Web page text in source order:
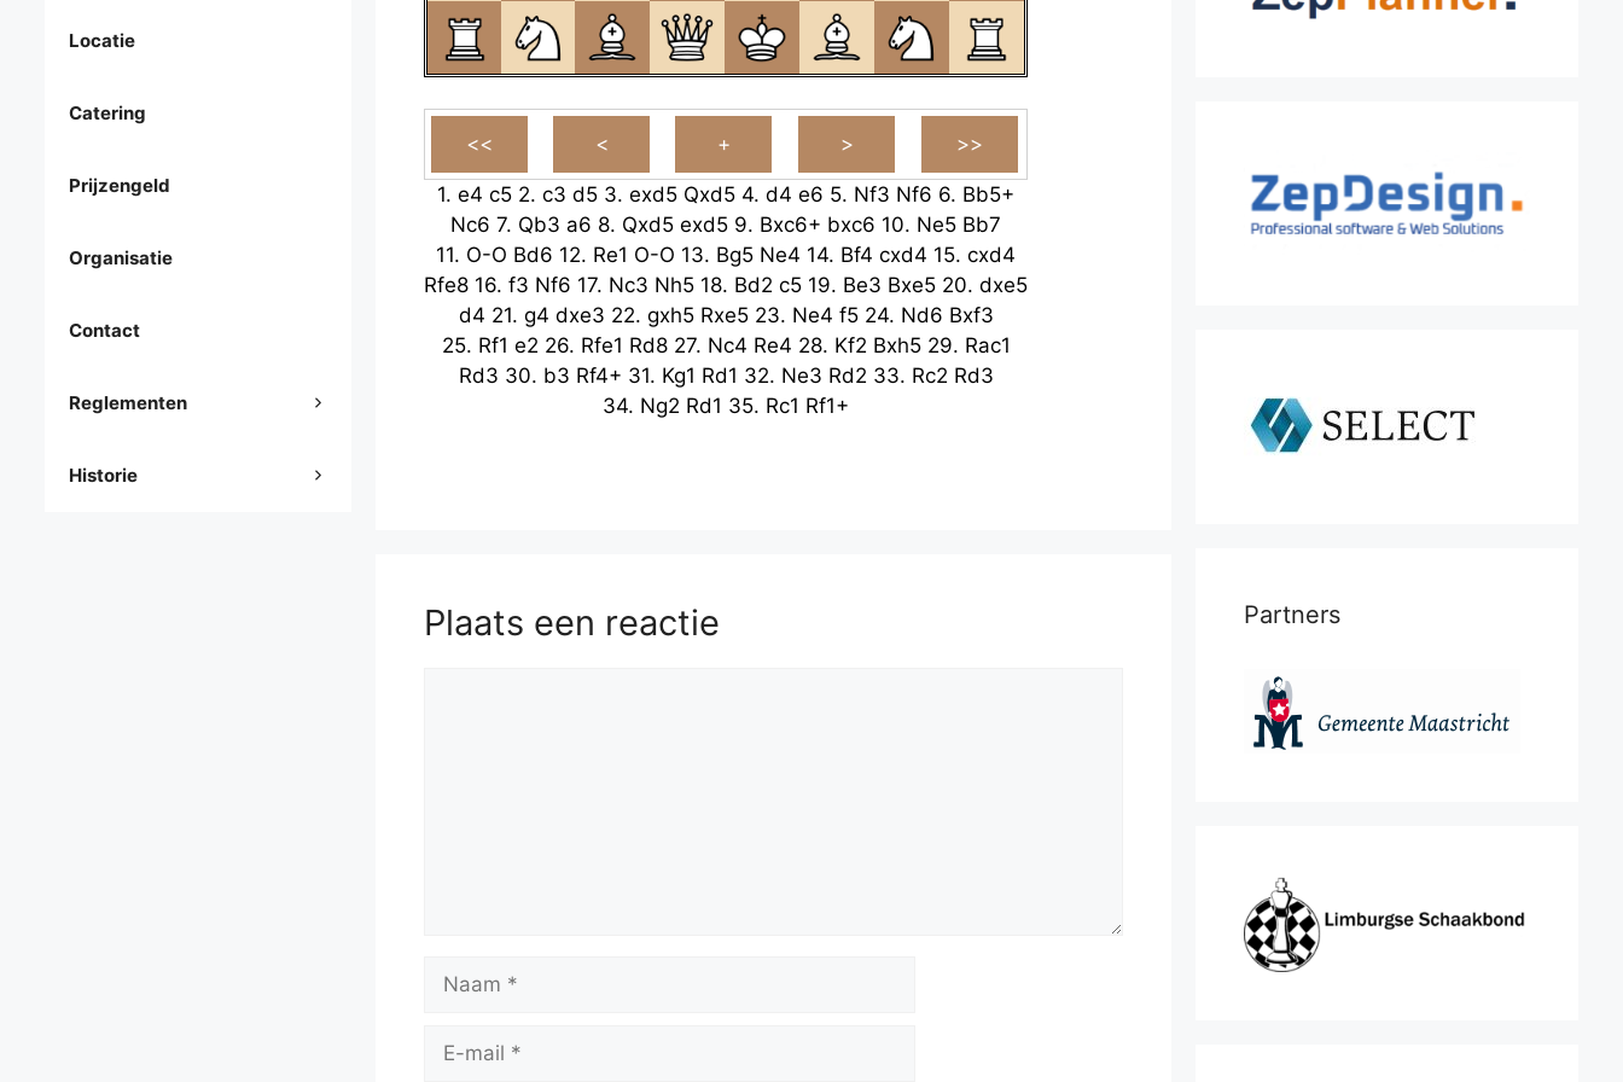
1. e4 c5 2. c3 d5 3. exd5 Qxd5 4. d4 e6 5. Nf3 Nf6 6. Bb5+
Nc6 7. Qb3 a6 8. Qxd5 exd5 9. Bxc6+ bxc6 10. Ne5 Bb7
11. O-O Bd6 12. Re1 O-O 13. Bg5 Ne4 14. Bf4 cxd4 15. cxd4
Rfe8 16. f3 Nf6 17. Nc3 Nh5 18. Bd2 c5 19. Be3 Bxe5 20. dxe5
d4 21. g4 dxe3 22. gxh5 Rxe5 23. Ne4 f5 24. Nd6 Bxf3
25. Rf1 e2 26. Rfe1 Rd8 27. Nc4 Re4 28. Kf2 Bxh5 29. Rac1
Rd3 30. b3 Rf4+ 31. Kg1 Rd1 32. Ne3 Rd2 33. Rc2 Rd3
34. Ng2 Rd1 35. Rc1 Rf1+
Plaats een reactie
mail
Locatie
Catering
Prijzengeld
Organisatie
Contact
Reglementen
Historie
Partners